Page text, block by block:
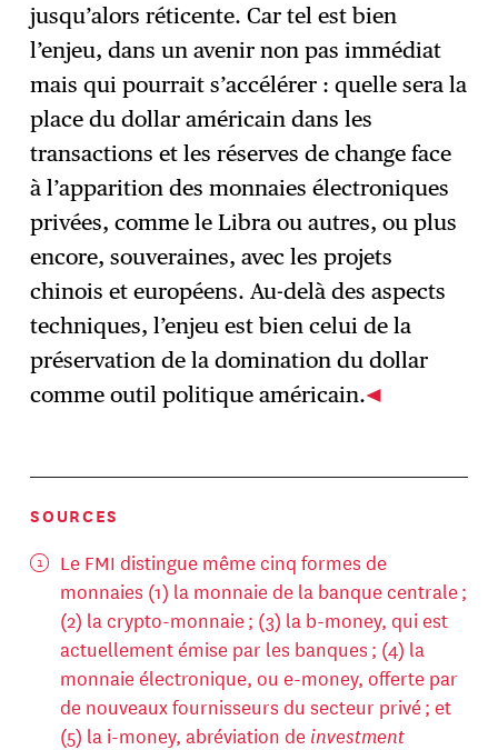
jusqu’alors réticente. Car tel est bien
l’enjeu, dans un avenir non pas immédiat
mais qui pourrait s’accélérer : quelle sera la
place du dollar américain dans les
transactions et les réserves de change face
à l’apparition des monnaies électroniques
privées, comme le Libra ou autres, ou plus
encore, souveraines, avec les projets
chinois et européens. Au-delà des aspects
techniques, l’enjeu est bien celui de la
préservation de la domination du dollar
comme outil politique américain.
SOURCES
Le FMI distingue même cinq formes de
monnaies (1) la monnaie de la banque centrale ;
(2) la crypto-monnaie ; (3) la b-money, qui est
actuellement émise par les banques ; (4) la
monnaie électronique, ou e-money, offerte par
de nouveaux fournisseurs du secteur privé ; et
(5) la i-money, abréviation de investment